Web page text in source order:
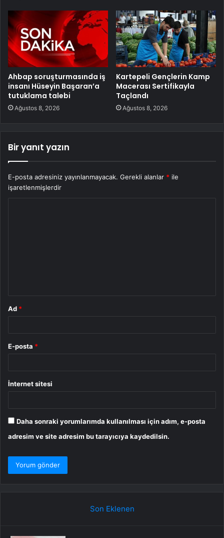
Ahbap soruşturmasında iş
insanı Hüseyin Başaran’a
tutuklama talebi
Ağustos 8, 2026
Kartepeli Gençlerin Kamp
Macerası Sertifikayla
Taçlandı
Ağustos 8, 2026
Bir yanıt yazın
E-posta adresiniz yayınlanmayacak. Gerekli alanlar * ile
işaretlenmişlerdir
Ad *
E-posta *
İnternet sitesi
Daha sonraki yorumlarımda kullanılması için adım, e-posta
adresim ve site adresim bu tarayıcıya kaydedilsin.
Son Eklenen